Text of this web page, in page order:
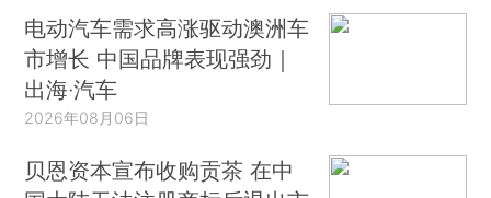
电动汽车需求高涨驱动澳洲车
市增长 中国品牌表现强劲｜
出海·汽车
2026年08月06日
贝恩资本宣布收购贡茶 在中